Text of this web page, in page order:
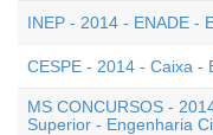
INEP - 2014 - ENADE -
CESPE - 2014 - Caixa -
MS CONCURSOS -
Superior - Engenharia